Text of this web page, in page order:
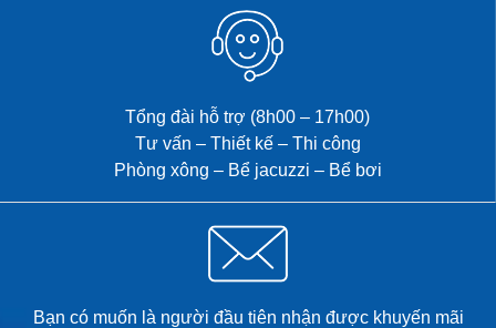
Tổng đài hỗ trợ (8h00 – 17h00)
Tư vấn – Thiết kế – Thi công
Phòng xông – Bể jacuzzi – Bể bơi
Bạn có muốn là người đầu tiên nhận được khuyến mãi